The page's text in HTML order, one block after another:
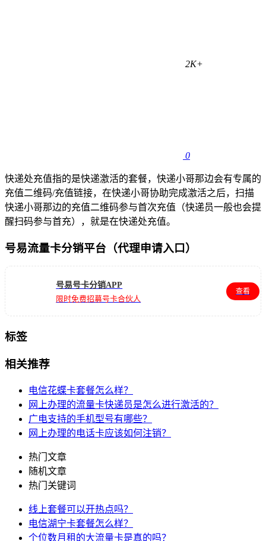
2K+
0
快递处充值指的是快递激活的套餐，快递小哥那边会有专属的
充值二维码/充值链接，在快递小哥协助完成激活之后，扫描
快递小哥那边的充值二维码参与首次充值（快递员一般也会提
醒扫码参与首充），就是在快递处充值。
号易流量卡分销平台（代理申请入口）
号易号卡分销APP
限时免费招募号卡合伙人
查看
标签
相关推荐
电信花蝶卡套餐怎么样？
网上办理的流量卡快递员是怎么进行激活的？
广电支持的手机型号有哪些？
网上办理的电话卡应该如何注销？
热门文章
随机文章
热门关键词
线上套餐可以开热点吗？
电信湖宁卡套餐怎么样？
个位数月租的大流量卡是真的吗？